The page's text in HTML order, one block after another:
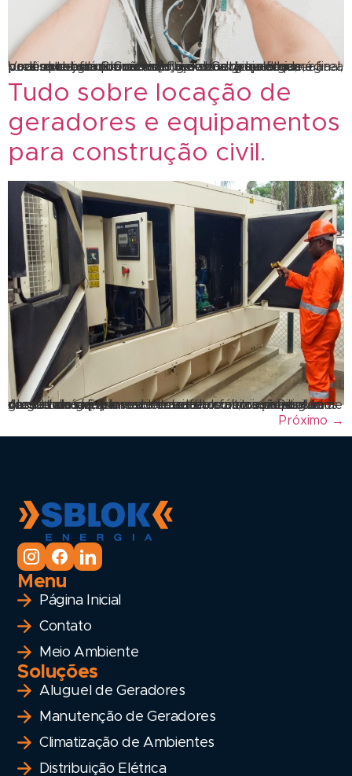
Você que está procurando gerador de energia, precisa saber que não são todos os grupos que podem te oferecer um serviço de alta qualidade, afinal, para obter um fornecimento de energia elétrica é preciso de geradores confiáveis. Gerador de energia pode me ajudar? Canteiros de obras (seja em uma área rural remota ou no meio […]
Tudo sobre locação de
geradores e equipamentos
para construção civil.
Aluguel de geradores: o setor da construção civil vem crescendo de forma acelerada nos últimos anos. Um dos fatores que levou a esse fato foi o aumento de vendas de imóveis residenciais e comerciais. Diante desse cenário, para acelerar as obras, os empresários desse ramo vêm investindo cada vez mais no aluguel de geradores e […]
Próximo →
Menu
Página Inicial
Contato
Meio Ambiente
Soluções
Aluguel de Geradores
Manutenção de Geradores
Climatização de Ambientes
Distribuição Elétrica